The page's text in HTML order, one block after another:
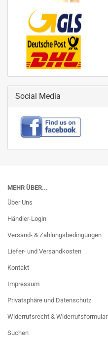
Social Media
MEHR ÜBER...
Über Uns
Händler-Login
Versand- & Zahlungsbedingungen
Liefer- und Versandkosten
Kontakt
Impressum
Privatsphäre und Datenschutz
Widerrufsrecht & Widerrufsformular
Suchen